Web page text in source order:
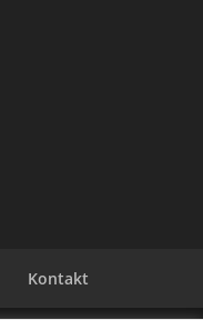
Kontakt